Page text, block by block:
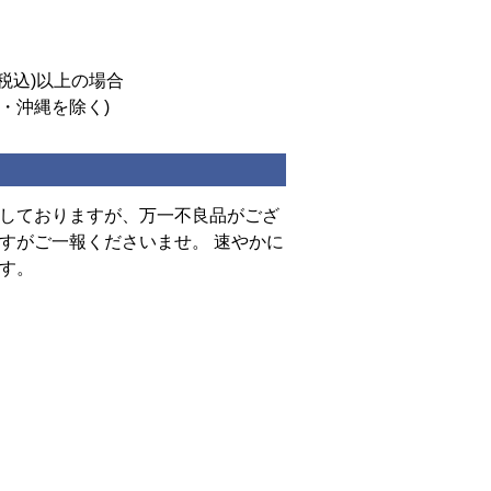
込)以上の場合
沖縄を除く)
ておりますが、万一不良品がござ
がご一報くださいませ。 速やかに
。